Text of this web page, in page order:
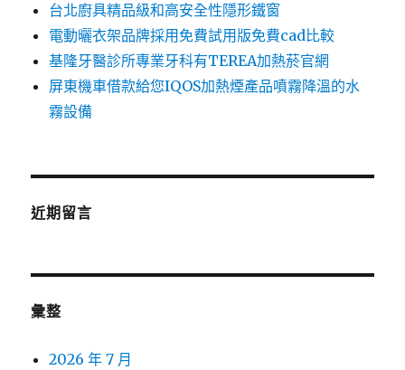
台北廚具精品級和高安全性隱形鐵窗
電動曬衣架品牌採用免費試用版免費cad比較
基隆牙醫診所專業牙科有TEREA加熱菸官網
屏東機車借款給您IQOS加熱煙產品噴霧降溫的水
霧設備
近期留言
彙整
2026 年 7 月